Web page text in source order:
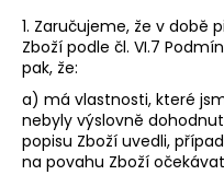
1. Zaručujeme, že v době
Zboží podle čl. VI.7
pak, že:
a) má vlastnosti, které
nebyly výslovně
popisu Zboží uvedli,
na povahu Zboží